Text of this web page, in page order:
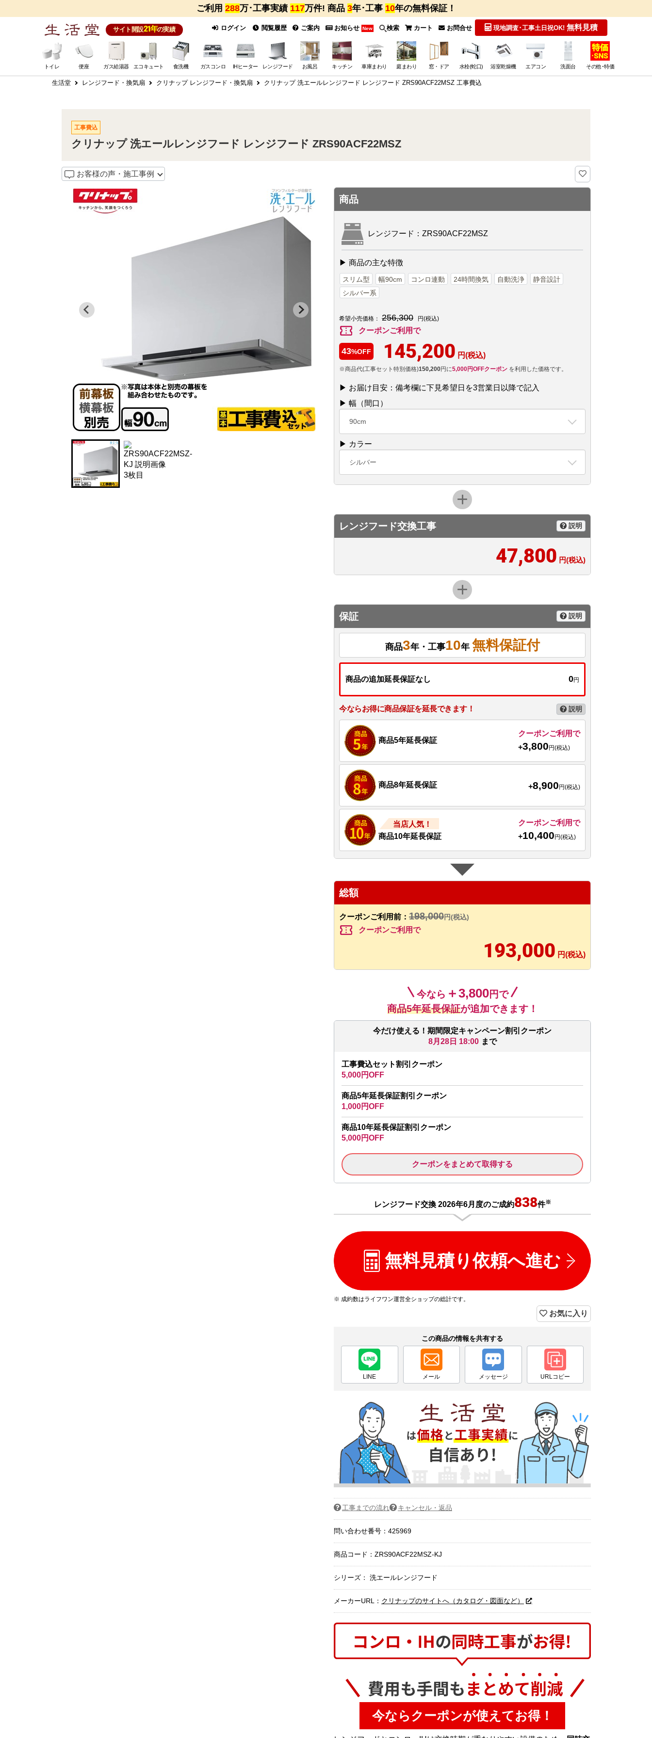
ご利用 288万･工事実績 117万件! 商品 3年･工事 10年の無料保証！
サイト開設21年の実績 ログイン 閲覧履歴 ご案内 お知らせ New 検索 カート お問合せ 現地調査･工事土日祝OK! 無料見積
トイレ 便座 ガス給湯器 エコキュート 食洗機 ガスコンロ IHヒーター レンジフード お風呂 キッチン 車庫まわり 庭まわり 窓・ドア 水栓(蛇口) 浴室乾燥機 エアコン 洗面台 その他･特価
生活堂 レンジフード・換気扇 クリナップ レンジフード・換気扇 クリナップ 洗エールレンジフード レンジフード ZRS90ACF22MSZ 工事費込
工事費込
クリナップ 洗エールレンジフード レンジフード ZRS90ACF22MSZ
お客様の声・施工事例
商品
レンジフード：ZRS90ACF22MSZ
▶ 商品の主な特徴
スリム型 幅90cm コンロ連動 24時間換気 自動洗浄
静音設計
シルバー系
希望小売価格： 256,300 円(税込)
confirmation_number クーポンご利用で
43%OFF 145,200 円(税込)
※商品代(工事セット特別価格)150,200円に5,000円OFFクーポン を利用した価格です。
▶ お届け目安：備考欄に下見希望日を3営業日以降で記入
▶ 幅（間口）
90cm
▶ カラー
シルバー
レンジフード交換工事 説明
47,800 円(税込)
保証 説明
商品3年・工事10年 無料保証付
商品の追加延長保証なし 0円
今ならお得に商品保証を延長できます！ 説明
商品5年延長保証
クーポンご利用で
+3,800円(税込)
商品8年延長保証 +8,900円(税込)
当店人気！
商品10年延長保証
クーポンご利用で
+10,400円(税込)
総額
クーポンご利用前： 198,000円(税込)
confirmation_number クーポンご利用で
193,000 円(税込)
今なら ＋3,800円で
商品5年延長保証が追加できます！
今だけ使える！期間限定キャンペーン割引クーポン
8月28日 18:00 まで
工事費込セット割引クーポン
5,000円OFF
商品5年延長保証割引クーポン
1,000円OFF
商品10年延長保証割引クーポン
5,000円OFF
クーポンをまとめて取得する
レンジフード交換 2026年6月度のご成約838件※
無料見積り依頼へ進む
※ 成約数はライフワン運営全ショップの総計です。
お気に入り
この商品の情報を共有する
LINE メール メッセージ URLコピー
工事までの流れ キャンセル・返品
問い合わせ番号：425969
商品コード： ZRS90ACF22MSZ-KJ
シリーズ： 洗エールレンジフード
メーカーURL： クリナップのサイトへ（カタログ・図面など）
今ならクーポンが使えてお得！